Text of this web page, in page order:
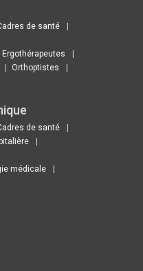
de santé
Ergothérapeutes
Orthoptistes
de santé
médicale